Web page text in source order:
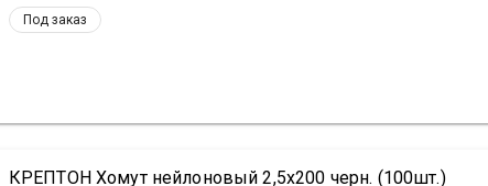
Под заказ
КРЕПТОН Хомут нейлоновый 2,5х200 черн. (100шт.)